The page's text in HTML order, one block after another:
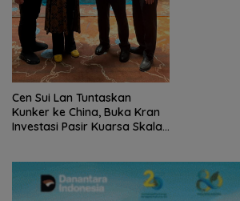
Cen Sui Lan Tuntaskan
Kunker ke China, Buka Kran
Investasi Pasir Kuarsa Skala